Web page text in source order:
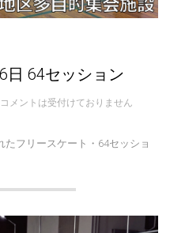
日 64セッション
コメントは受付けておりません
フリースケート・64セッショ